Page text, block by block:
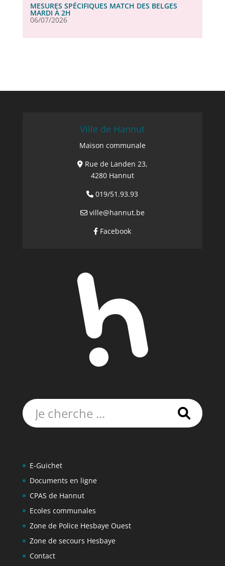
MESURES SPÉCIFIQUES MATCH DES BELGES
MARDI À 2H
06/07/2026
Ville de Hannut
Maison communale
Rue de Landen 23,
4280 Hannut
019/51.93.93
ville@hannut.be
Facebook
E-Guichet
Documents en ligne
CPAS de Hannut
Ecoles communales
Zone de Police Hesbaye Ouest
Zone de secours Hesbaye
Contact